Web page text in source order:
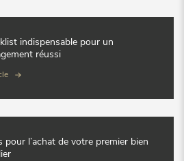
indispensable pour un
réussi
pour l’achat de votre premier bien